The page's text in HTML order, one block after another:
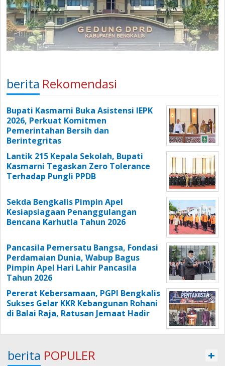
berita Rekomendasi
Bupati Kasmarni Buka Asistensi IEPK
2026, Perkuat Komitmen
Pemerintahan Bersih dan
Berintegritas
Lantik 215 Kepala Sekolah, Bupati
Kasmarni Tegaskan Zero Tolerance
Terhadap Pungli PPDB
Sekda Bengkalis Pimpin Apel
Kesiapsiagaan Penanggulangan
Bencana Karhutla Tahun 2026
Pancasila Pemersatu Bangsa, Fondasi
Perdamaian Dunia, Wabup Bagus
Pimpin Apel Hari Lahir Pancasila
Tahun 2026
Pererat Kebersamaan, PGPI Bengkalis
Sukses Gelar KKR Kebangunan Rohani
di Balai Raja, Ratusan Jemaat Hadir
berita POPULER +